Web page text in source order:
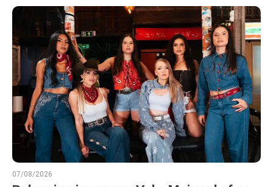
07/08/2026